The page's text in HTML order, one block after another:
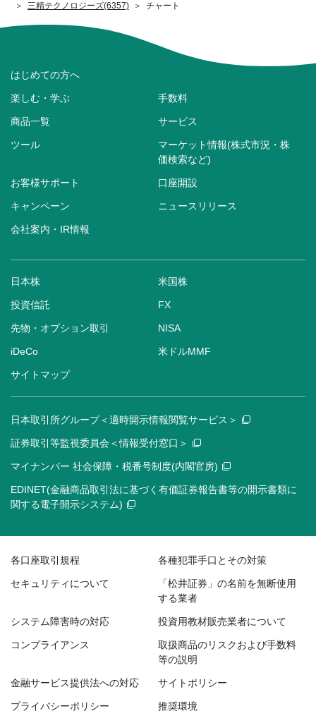
三精テクノロジーズ(6357)
チャート
はじめての方へ
楽しむ・学ぶ 手数料
商品一覧 サービス
ツール
マーケット情報(株式市況・株
価検索など)
お客様サポート 口座開設
キャンペーン ニュースリリース
会社案内・IR情報
日本株 米国株
投資信託 FX
先物・オプション取引 NISA
iDeCo 米ドルMMF
サイトマップ
日本取引所グループ＜適時開示情報閲覧サービス＞
証券取引等監視委員会＜情報受付窓口＞
マイナンバー 社会保障・税番号制度(内閣官房)
EDINET(金融商品取引法に基づく有価証券報告書等の開示書類に
関する電子開示システム)
各口座取引規程 各種犯罪手口とその対策
セキュリティについて
「松井証券」の名前を無断使用
する業者
システム障害時の対応 投資用教材販売業者について
コンプライアンス
取扱商品のリスクおよび手数料
等の説明
金融サービス提供法への対応 サイトポリシー
プライバシーポリシー 推奨環境